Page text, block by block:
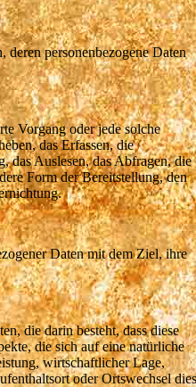
personenbezogene Daten
Vorgang oder jede solche
das Erfassen, die
das Auslesen, das Abfragen, die
Form der Bereitstellung, den
Daten mit dem Ziel, ihre
die darin besteht, dass diese
die sich auf eine natürliche
wirtschaftlicher Lage,
oder Ortswechsel